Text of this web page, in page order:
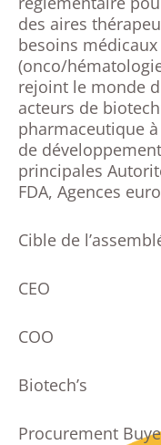
des aires
besoins
(onco/
rejoint le monde
acteurs de
pharmaceutique
de
principales
FDA, Agences
Cible de
CEO
COO
Biotech’s
Procurement